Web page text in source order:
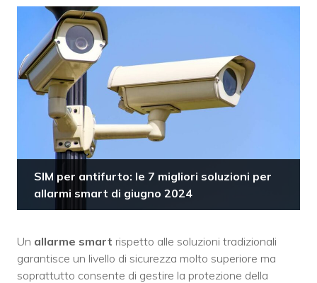
SIM per antifurto: le 7 migliori soluzioni per
allarmi smart di giugno 2024
Un allarme smart rispetto alle soluzioni tradizionali
garantisce un livello di sicurezza molto superiore ma
soprattutto consente di gestire la protezione della